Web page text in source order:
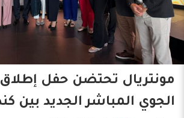
مونتريال تحتضن حفل
الجوي المباشر الجديد بين